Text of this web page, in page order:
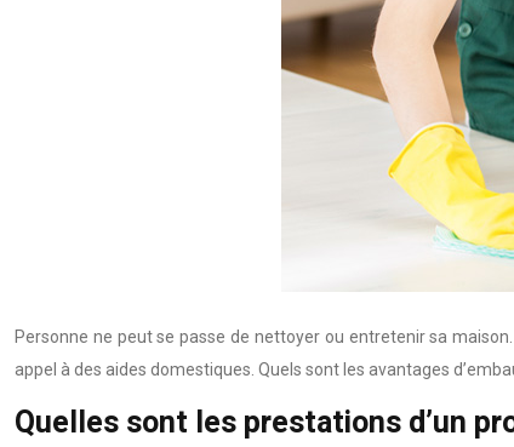
Personne ne peut se passe de nettoyer ou entretenir sa
appel à des aides domestiques. Quels sont les avantages
Quelles sont les prestations d’un